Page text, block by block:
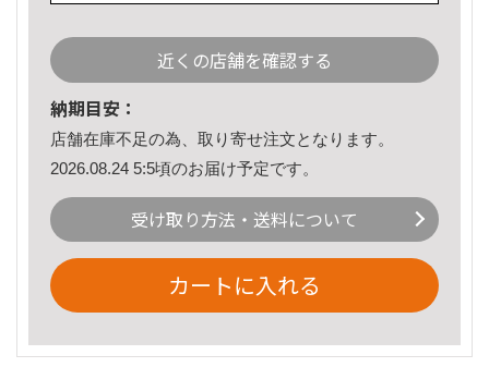
近くの店舗を確認する
納期目安：
店舗在庫不足の為、取り寄せ注文となります。
2026.08.24 5:5頃のお届け予定です。
受け取り方法・送料について
カートに入れる